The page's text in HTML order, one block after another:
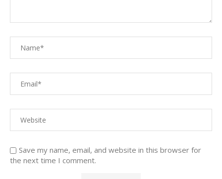
Save my name, email, and website in this browser for
the next time I comment.